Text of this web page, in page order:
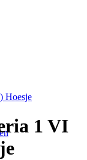
Hoesje
1 VI